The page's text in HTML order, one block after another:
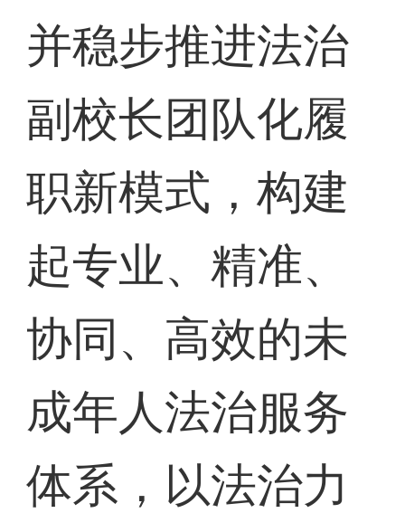
并稳步推进法治
副校长团队化履
职新模式，构建
起专业、精准、
协同、高效的未
成年人法治服务
体系，以法治力